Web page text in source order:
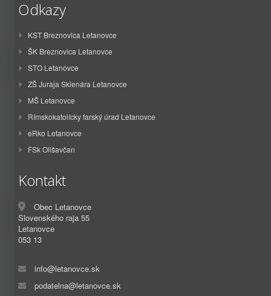
Odkazy
KST Breznovica Letanovce
ŠK Breznovica Letanovce
STO Letanovce
ZŠ Juraja Sklenára Letanovce
MŠ Letanovce
Rímskokatolícky farský úrad Letanovce
eRko Letanovce
FSk Olišavčan
Kontakt
Obec Letanovce
Slovenského raja 55
Letanovce
053 13
info@letanovce.sk
podatelna@letanovce.sk